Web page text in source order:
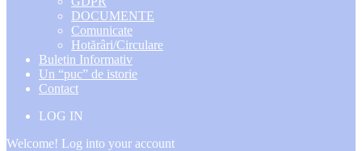
DOCUMENTE
Comunicate
Hotărâri/Circulare
Buletin Informativ
Un “puc” de istorie
Contact
LOG IN
Welcome! Log into your account